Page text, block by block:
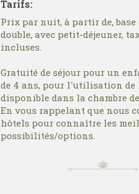
Tarifs:
Prix par nuit, à partir de, base
double, avec petit-déjeuner,
incluses.
Gratuité de séjour pour un
de 4 ans, pour l'utilisation
disponible dans la chambre
En vous rappelant que nous
hôtels pour connaître les
possibilités/options.